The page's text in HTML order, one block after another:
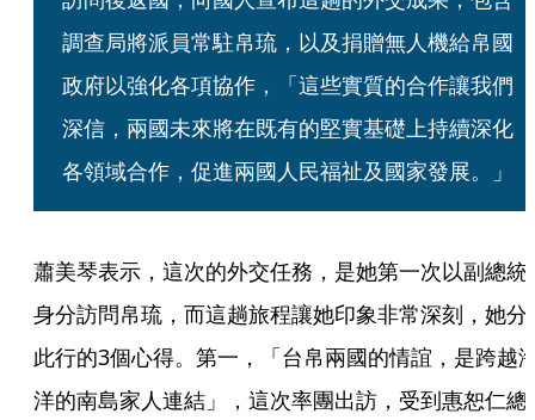
調查局將派員常駐帛琉，以及捐贈無人機給帛國
政府以強化各項協作，「這些實質的合作讓我們
深信，兩國未來將在既有的堅實基礎上持續深化
各領域合作，促進兩國人民福祉及國家發展。」
蕭美琴表示，這次的外交任務，是她第一次以副總統
身分訪問帛琉，而這趟旅程讓她印象非常深刻，她分
此行的3個心得。第一，「台帛兩國的情誼，是跨越
洋的南島家人連結」，這次率團出訪，受到惠恕仁總